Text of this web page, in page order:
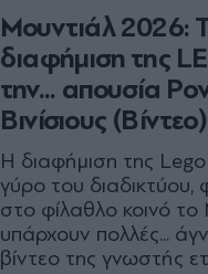
Μουντιάλ 2026:
διαφήμιση της
την... απουσία
Βινίσιους (Βίντεο)
Η διαφήμιση της Lego
γύρο του
στο φίλαθλο κοινό
υπάρχουν πολλές...
βίντεο της γνωστής